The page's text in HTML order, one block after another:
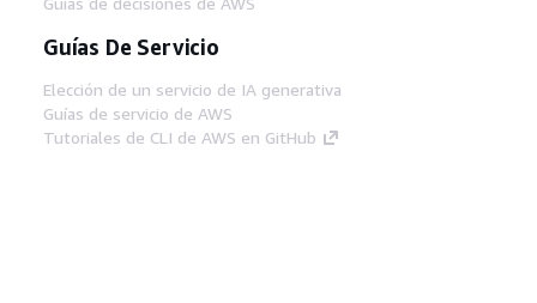
Guías De Servicio
Elección de un servicio de IA generativa
Guías de servicio de AWS
Tutoriales de CLI de AWS en GitHub